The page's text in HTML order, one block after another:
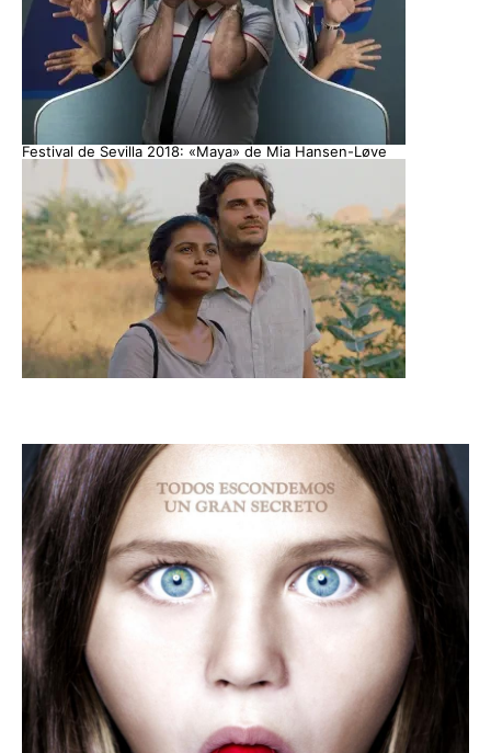
Festival de Sevilla 2018: «Maya» de Mia Hansen-Løve